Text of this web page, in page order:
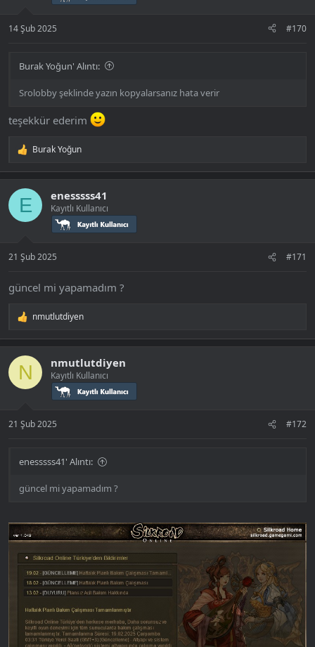
14 Şub 2025 #170
Burak Yoğun' Alıntı:
Srolobby şeklinde yazın kopyalarsanız hata verir
teşekkür ederim
T
p
k
e
Burak Yoğun
E enesssss41
Kayıtlı Kullanıcı
21 Şub 2025 #171
güncel mi yapamadım ?
T
p
k
e
nmutlutdiyen
N nmutlutdiyen
Kayıtlı Kullanıcı
21 Şub 2025 #172
enesssss41' Alıntı:
güncel mi yapamadım ?